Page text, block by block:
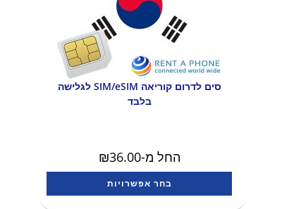
סים לדרום קוריאה SIM/eSIM לגלישה
בלבד
החל מ- ₪36.00
בחר אפשרויות